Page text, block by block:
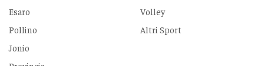
Esaro
Pollino
Jonio
Volley
Altri Sport